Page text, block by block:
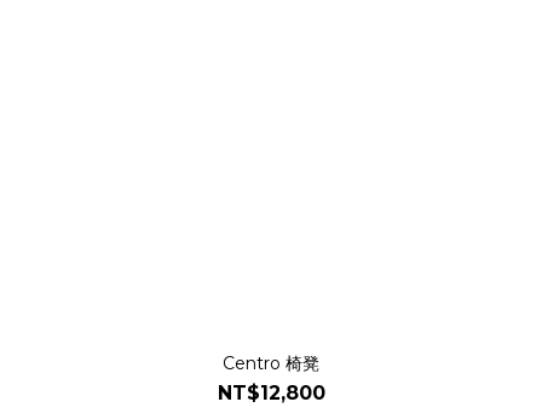
Centro 椅凳
NT$12,800